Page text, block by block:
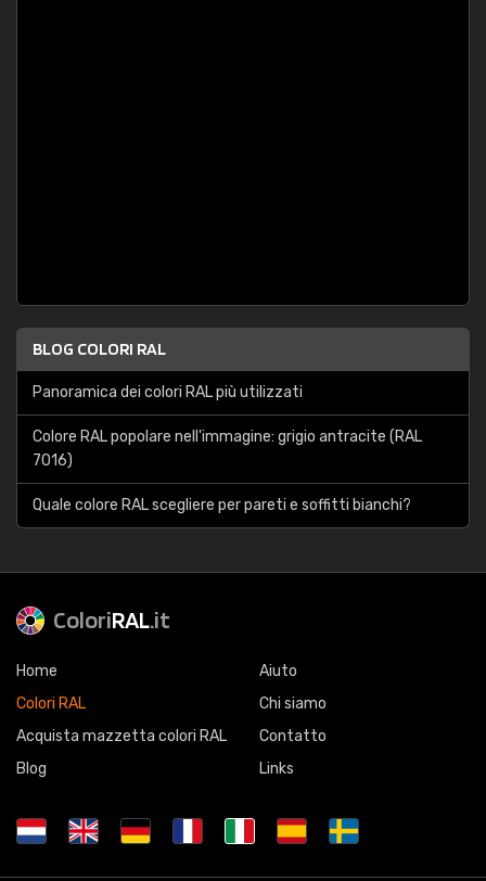
BLOG COLORI RAL
Panoramica dei colori RAL più utilizzati
Colore RAL popolare nell'immagine: grigio antracite (RAL
7016)
Quale colore RAL scegliere per pareti e soffitti bianchi?
ColoriRAL.it
Home
Colori RAL
Acquista mazzetta colori RAL
Blog
Aiuto
Chi siamo
Contatto
Links